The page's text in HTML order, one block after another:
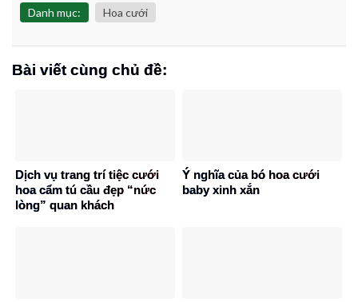
Danh mục: Hoa cưới
Bài viết cùng chủ đề:
Dịch vụ trang trí tiệc cưới
hoa cẩm tú cầu đẹp “nức
lòng” quan khách
Ý nghĩa của bó hoa cưới
baby xinh xắn